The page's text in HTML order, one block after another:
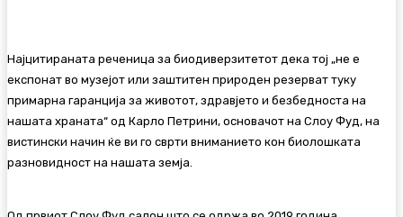
Најцитираната реченица за биодиверзитетот дека тој „не е
eкспонат во музејот или заштитен природен резерват туку
примарна гаранција за животот, здравјето и безбедноста на
нашата храната“ од Карло Петрини, основачот на Слоу Фуд, на
вистински начин ќе ви го сврти вниманието кон биолошката
разновидност на нашата земја.